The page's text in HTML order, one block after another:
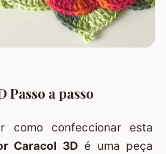
Passo a passo
como confeccionar esta
Caracol 3D é uma peça